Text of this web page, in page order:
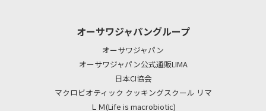
オーサワジャパングループ
オーサワジャパン
オーサワジャパン公式通販LIMA
日本CI協会
マクロビオティック クッキングスクール リマ
ＬＭ(Life is macrobiotic)